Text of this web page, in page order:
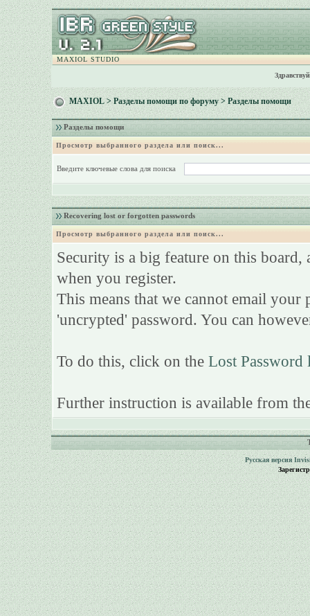
MAXIOL STUDIO
MAXIOL>Разделы помощи по форуму> Разделы помощи
Разделы помощи
Просмотр выбранного раздела или поиск...
Введите ключевые слова для поиска
Recovering lost or forgotten passwords
Просмотр выбранного раздела или поиск...
Security is a big feature on this board,
when you register.
This means that we cannot email
'uncrypted' password. You can
To do this, click on the Lost Password
Further instruction is available from
Русская версия